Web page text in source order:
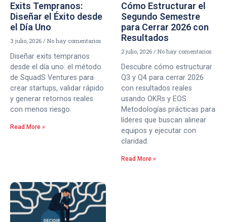
Exits Tempranos:
Diseñar el Éxito desde
el Día Uno
3 julio, 2026 No hay comentarios
Diseñar exits tempranos
desde el día uno: el método
de SquadS Ventures para
crear startups, validar rápido
y generar retornos reales
con menos riesgo.
Read More »
Cómo Estructurar el
Segundo Semestre
para Cerrar 2026 con
Resultados
2 julio, 2026 No hay comentarios
Descubre cómo estructurar
Q3 y Q4 para cerrar 2026
con resultados reales
usando OKRs y EOS.
Metodologías prácticas para
líderes que buscan alinear
equipos y ejecutar con
claridad.
Read More »